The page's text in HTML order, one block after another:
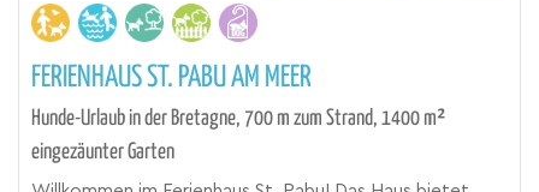
FERIENHAUS ST. PABU AM MEER
Hunde-Urlaub in der Bretagne, 700 m zum Strand, 1400 m²
eingezäunter Garten